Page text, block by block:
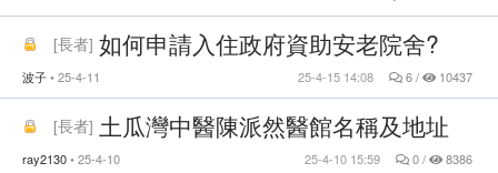
[長者] 如何申請入住政府資助安老院舍?
波子 25-4-11 6 / 10437
25-4-15 14:08
[長者] 土瓜灣中醫陳派然醫館名稱及地址
ray2130 25-4-10 0 / 8386
25-4-10 15:59